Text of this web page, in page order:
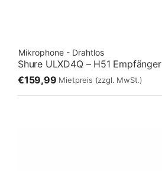
Mikrophone - Drahtlos
Shure ULXD4Q – H51 Empfänger
€159,99 Mietpreis (zzgl. MwSt.)